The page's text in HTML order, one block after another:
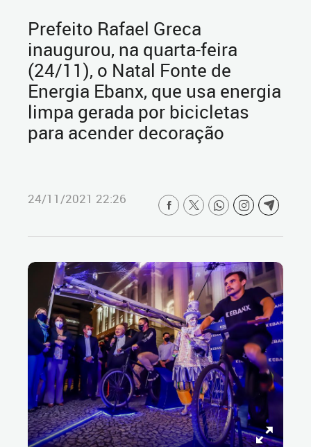
Prefeito Rafael Greca
inaugurou, na quarta-feira
(24/11), o Natal Fonte de
Energia Ebanx, que usa energia
limpa gerada por bicicletas
para acender decoração
24/11/2021 22:26